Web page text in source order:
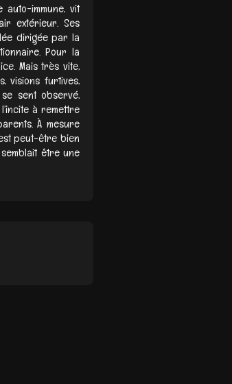
auto-immune, vit
extérieur. Ses
dirigée par la
Pour la
Mais très vite,
visions furtives,
sent observé,
à remettre
À mesure
peut-être bien
être une